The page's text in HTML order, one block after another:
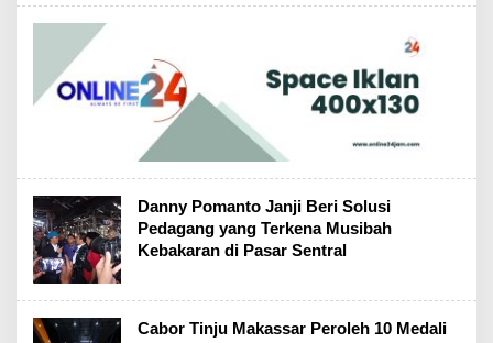
Danny Pomanto Janji Beri Solusi
Pedagang yang Terkena Musibah
Kebakaran di Pasar Sentral
Cabor Tinju Makassar Peroleh 10 Medali